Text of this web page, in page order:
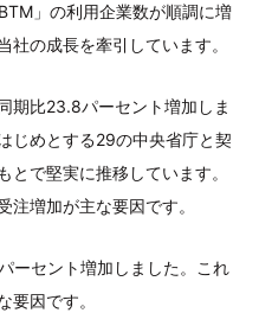
」の利用企業数が順調に増
の成長を牽引しています。
期比23.8パーセント増加しま
じめとする29の中央省庁と契
で堅実に推移しています。
増加が主な要因です。
ーセント増加しました。これ
要因です。